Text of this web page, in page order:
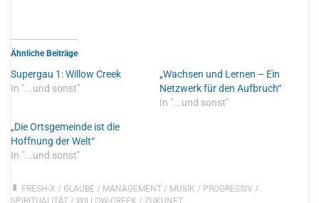
Ähnliche Beiträge
Supergau 1: Willow Creek
In "...und sonst"
„Wachsen und Lernen – Ein
Netzwerk für den Aufbruch“
In "...und sonst"
„Die Ortsgemeinde ist die
Hoffnung der Welt“
In "...und sonst"
FRESH-X / GLAUBE/ MANAGEMENT/ MUSIK / PROGRESSIV /
SPIRITUALITÄT /WILLOW-CREEK /ZUKUNFT